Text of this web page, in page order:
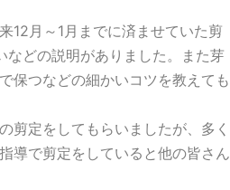
12月～1月までに済ませていた剪
どの説明がありました。また芽
保つなどの細かいコツを教えても
剪定をしてもらいましたが、多く
導で剪定をしていると他の皆さん